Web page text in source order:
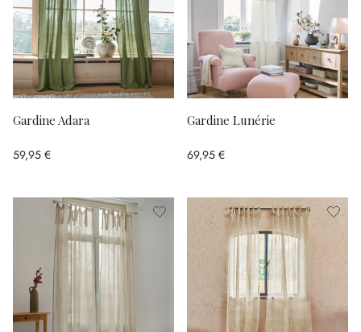
Gardine Adara
59,95 €
Gardine Lunérie
69,95 €